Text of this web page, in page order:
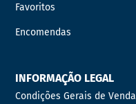
Favoritos
Encomendas
INFORMAÇÃO LEGAL
Condições Gerais de Venda